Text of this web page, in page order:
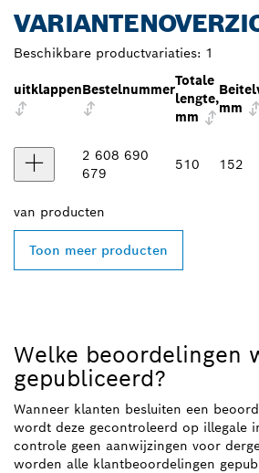
Beschikbare productvariaties: 1
uitklappenBestelnummer
Totale
lengte,
mm
mm
2 608 690
679
510 152
van producten
Toon meer producten
Welke beoordelingen
gepubliceerd?
Wanneer klanten besluiten een
wordt deze gecontroleerd op illegale
controle geen aanwijzingen voor
worden alle klantbeoordelingen